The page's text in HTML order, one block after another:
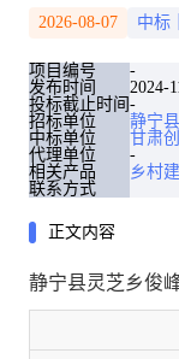
2026-08-07 中标
项目编号
发布时间
2024-
投标截止时间
招标单位
静宁
中标单位
甘肃
代理单位
相关产品
乡村
联系方式
正文内容
静宁县灵芝乡俊